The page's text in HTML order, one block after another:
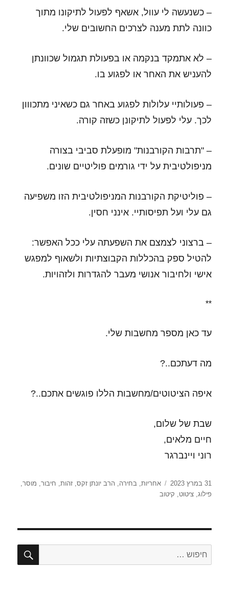
– כשנעשה לי עוול, אשאף לפעול לתיקונו מתוך
כוונה לתת מענה לצרכים החשובים שלי.
– לא אתמקד בנקמה או בפעולת תגמול שכוונתן
להעניש את האחר או לפגוע בו.
– פעולותיי עלולות לפגוע באחר גם כשאיני מתכווון
לכך. עלי לפעול לתיקונן כשזה קורה.
– "תרבות הקורבנות" מופעלת סביבי בצורה
מניפולטיבית על ידי גורמים פוליטיים שונים.
– פוליטיקת הקורבנות המניפולטיבית הזו משפיעה
גם עלי ועל תפיסותיי. אינני חסין.
– ברצוני לצמצם את השפעתה עלי ככל האפשר:
להטיל ספק בהכללות הקבוצתיות ולשאוף למפגש
אישי ולחיבור אנושי מעבר להגדרות ולזהויות.
**
עד כאן מספר מחשבות שלי.
מה דעתכם..?
איפה הציטוטים/מחשבות הללו פוגשים אתכם..?
שבת של שלום,
חיים מלאים,
רוני ויינברגר
פורסם
בתאריך
31 במרץ 2023 תגיות
אחריות,בחירה,הרב יונתן זקס,זהות, חיבור, מוסר,
פילוג,ציטוט, קיטוב
חפש: